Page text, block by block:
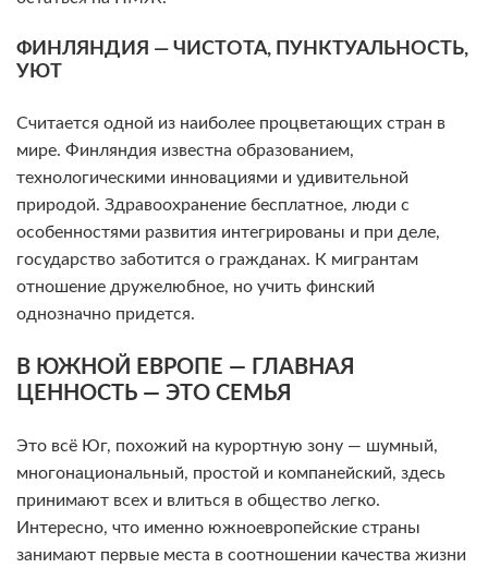
ФИНЛЯНДИЯ — ЧИСТОТА, ПУНКТУАЛЬНОСТЬ,
УЮТ
Считается одной из наиболее процветающих стран в
мире. Финляндия известна образованием,
технологическими инновациями и удивительной
природой. Здравоохранение бесплатное, люди с
особенностями развития интегрированы и при деле,
государство заботится о гражданах. К мигрантам
отношение дружелюбное, но учить финский
однозначно придется.
В ЮЖНОЙ ЕВРОПЕ — ГЛАВНАЯ
ЦЕННОСТЬ — ЭТО СЕМЬЯ
Это всё Юг, похожий на курортную зону — шумный,
многонациональный, простой и компанейский, здесь
принимают всех и влиться в общество легко.
Интересно, что именно южноевропейские страны
занимают первые места в соотношении качества жизни